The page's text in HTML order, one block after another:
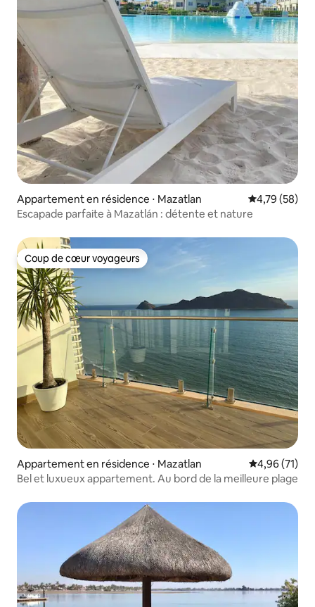
Appartement en résidence ⋅ Mazatlan Évaluation
4,79 (58)
Escapade parfaite à Mazatlán : détente et nature
Coup de cœur voyageurs
Coup de cœur voyageurs
Appartement en résidence ⋅ Mazatlan Évaluation
4,96 (71)
Bel et luxueux appartement. Au bord de la meilleure plage